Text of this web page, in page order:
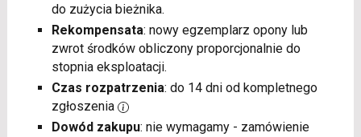
do zużycia bieżnika.
Rekompensata: nowy egzemplarz opony lub
zwrot środków obliczony proporcjonalnie do
stopnia eksploatacji.
Czas rozpatrzenia: do 14 dni od kompletnego
zgłoszenia
Dowód zakupu: nie wymagamy - zamówienie